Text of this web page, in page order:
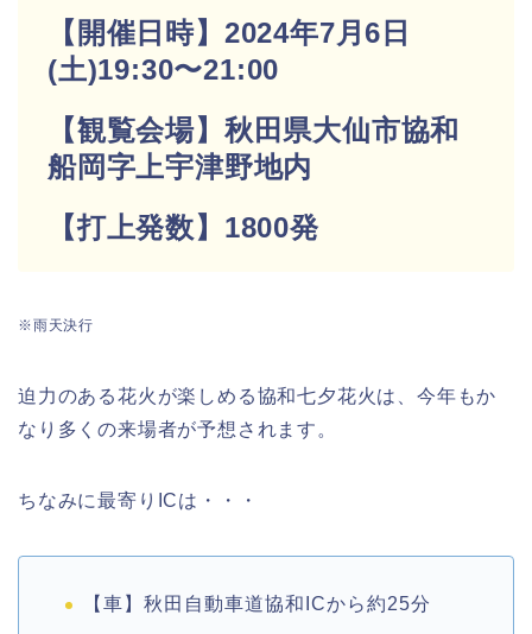
【開催日時】2024年7月6日
(土)19:30〜21:00
【観覧会場】秋田県大仙市協和
船岡字上宇津野地内
【打上発数】1800発
※雨天決行
迫力のある花火が楽しめる協和七夕花火は、今年もか
なり多くの来場者が予想されます。
ちなみに最寄りICは・・・
【車】秋田自動車道協和ICから約25分